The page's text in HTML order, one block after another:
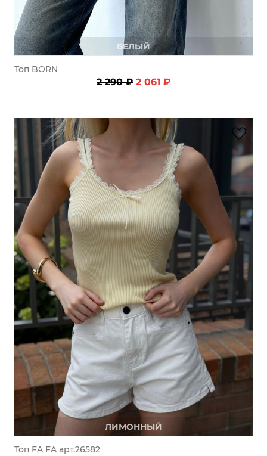
БЕЛЫЙ
Топ BORN
2 290 ₽ 2 061 ₽
ЛИМОННЫЙ
Топ FA FA арт.26582